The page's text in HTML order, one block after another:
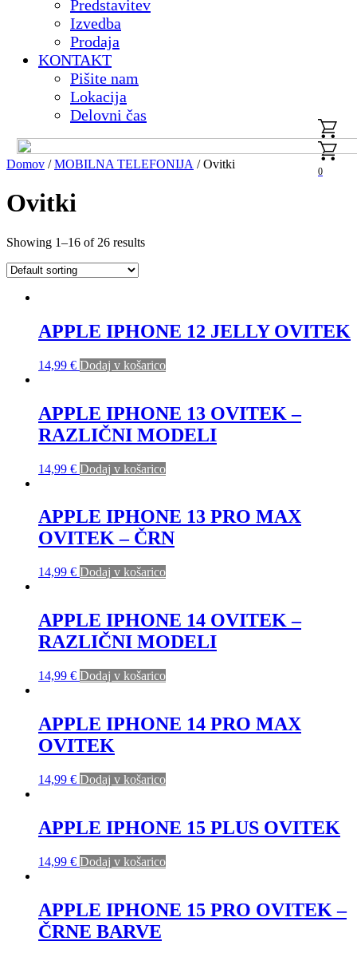
Predstavitev
Izvedba
Prodaja
KONTAKT
Pišite nam
Lokacija
Delovni čas
0
Domov /MOBILNA TELEFONIJA / Ovitki
Ovitki
Showing 1–16 of 26 results
APPLE IPHONE 12 JELLY OVITEK
14,99 € Dodaj v košarico
APPLE IPHONE 13 OVITEK –
RAZLIČNI MODELI
14,99 € Dodaj v košarico
APPLE IPHONE 13 PRO MAX
OVITEK – ČRN
14,99 € Dodaj v košarico
APPLE IPHONE 14 OVITEK –
RAZLIČNI MODELI
14,99 € Dodaj v košarico
APPLE IPHONE 14 PRO MAX
OVITEK
14,99 € Dodaj v košarico
APPLE IPHONE 15 PLUS OVITEK
14,99 € Dodaj v košarico
APPLE IPHONE 15 PRO OVITEK –
ČRNE BARVE